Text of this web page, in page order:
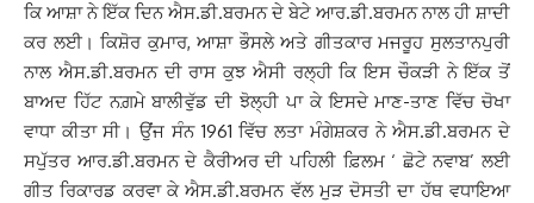
ਕਿ ਆਸ਼ਾ ਨੇ ਇੱਕ ਦਿਨ ਐਸ.ਡੀ.ਬਰਮਨ ਦੇ ਬੇਟੇ ਆਰ.ਡੀ.ਬਰਮਨ ਨਾਲ ਹੀ ਸ਼ਾਦੀ
ਕਰ ਲਈ। ਕਿਸ਼ੋਰ ਕੁਮਾਰ, ਆਸ਼ਾ ਭੌਸਲੇ ਅਤੇ ਗੀਤਕਾਰ ਮਜਰੂਹ ਸੁਲਤਾਨਪੁਰੀ
ਨਾਲ ਐਸ.ਡੀ.ਬਰਮਨ ਦੀ ਰਾਸ ਕੁਝ ਐਸੀ ਰਲ੍ਹੀ ਕਿ ਇਸ ਚੌਕੜੀ ਨੇ ਇੱਕ ਤੋਂ
ਬਾਅਦ ਹਿੱਟ ਨਗ਼ਮੇ ਬਾਲੀਵੁੱਡ ਦੀ ਝੋਲ੍ਹੀ ਪਾ ਕੇ ਇਸਦੇ ਮਾਣ-ਤਾਣ ਵਿੱਚ ਚੋਖਾ
ਵਾਧਾ ਕੀਤਾ ਸੀ। ਉਂਜ ਸੰਨ 1961 ਵਿੱਚ ਲਤਾ ਮੰਗੇਸ਼ਕਰ ਨੇ ਐਸ.ਡੀ.ਬਰਮਨ ਦੇ
ਸਪੁੱਤਰ ਆਰ.ਡੀ.ਬਰਮਨ ਦੇ ਕੈਰੀਅਰ ਦੀ ਪਹਿਲੀ ਫ਼ਿਲਮ ‘ ਛੋਟੇ ਨਵਾਬ’ ਲਈ
ਗੀਤ ਰਿਕਾਰਡ ਕਰਵਾ ਕੇ ਐਸ.ਡੀ.ਬਰਮਨ ਵੱਲ ਮੁੜ ਦੋਸਤੀ ਦਾ ਹੱਥ ਵਧਾਇਆ